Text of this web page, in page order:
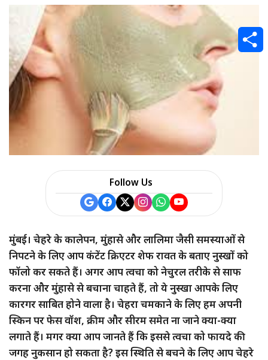
Follow Us
मुंबई। चेहरे के कालेपन, मुंहासे और लालिमा जैसी समस्याओं से
निपटने के लिए आप कंटेंट क्रिएटर शेफ रावत के बताए नुस्खों को
फॉलो कर सकते हैं। अगर आप त्वचा को नेचुरल तरीके से साफ
करना और मुंहासे से बचाना चाहते हैं, तो ये नुस्खा आपके लिए
कारगर साबित होने वाला है। चेहरा चमकाने के लिए हम अपनी
स्किन पर फेस वॉश, क्रीम और सीरम समेत ना जाने क्या-क्या
लगाते हैं। मगर क्या आप जानते हैं कि इससे त्वचा को फायदे की
जगह नुकसान हो सकता है? इस स्थिति से बचने के लिए आप चेहरे